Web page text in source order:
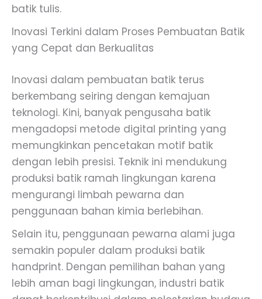
batik tulis.
Inovasi Terkini dalam Proses Pembuatan Batik
yang Cepat dan Berkualitas
Inovasi dalam pembuatan batik terus
berkembang seiring dengan kemajuan
teknologi. Kini, banyak pengusaha batik
mengadopsi metode digital printing yang
memungkinkan pencetakan motif batik
dengan lebih presisi. Teknik ini mendukung
produksi batik ramah lingkungan karena
mengurangi limbah pewarna dan
penggunaan bahan kimia berlebihan.
Selain itu, penggunaan pewarna alami juga
semakin populer dalam produksi batik
handprint. Dengan pemilihan bahan yang
lebih aman bagi lingkungan, industri batik